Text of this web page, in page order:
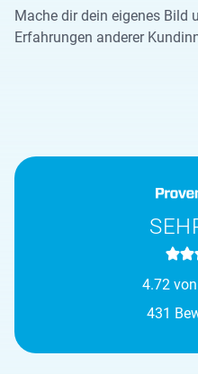
Mache dir dein eigenes Bild
Erfahrungen anderer
4.72
431